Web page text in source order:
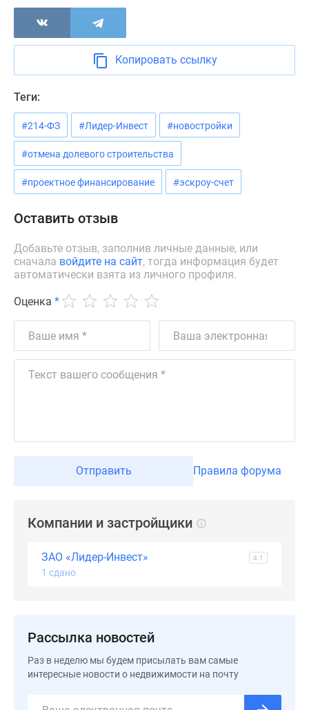
проекте
Контакты
Реклама
сайте
Машино-
места
Апартаменты
#траншевая
ипотека
ИТ-
Квартиры
41%
Видео
360°
новостроек
Поиск
реновации
Новостройки
бизнес-
класса
Рассрочка
Копировать ссылку
Теги:
#214-ФЗ #Лидер-Инвест #новостройки
#отмена долевого строительства
#проектное финансирование #эскроу-счет
Оставить отзыв
Добавьте отзыв, заполнив личные данные, или
сначала войдите на сайт, тогда информация будет
автоматически взята из личного профиля.
Оценка *
Отправить Правила форума
Компании и застройщики
ЗАО «Лидер-Инвест» 4.1
1 сдано
Рассылка новостей
Раз в неделю мы будем присылать вам самые
интересные новости о недвижимости на почту